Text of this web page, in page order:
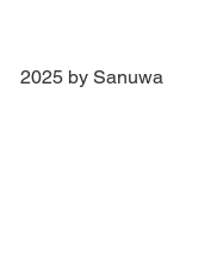
2025 by Sanuwa